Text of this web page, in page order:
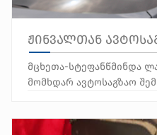
ჟინვალთან
მცხეთა-სტეფანწმინდა
მომხდარ ავტოსაგზაო